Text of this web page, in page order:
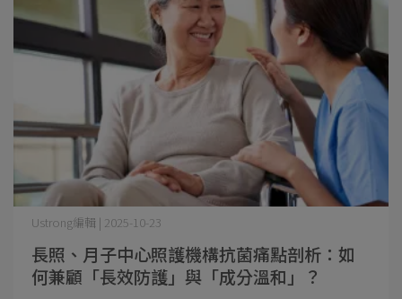
長照、月子中心照護機構抗菌痛點剖析：如
何兼顧「長效防護」與「成分溫和」？
Ustrong編輯 | 2025-10-23